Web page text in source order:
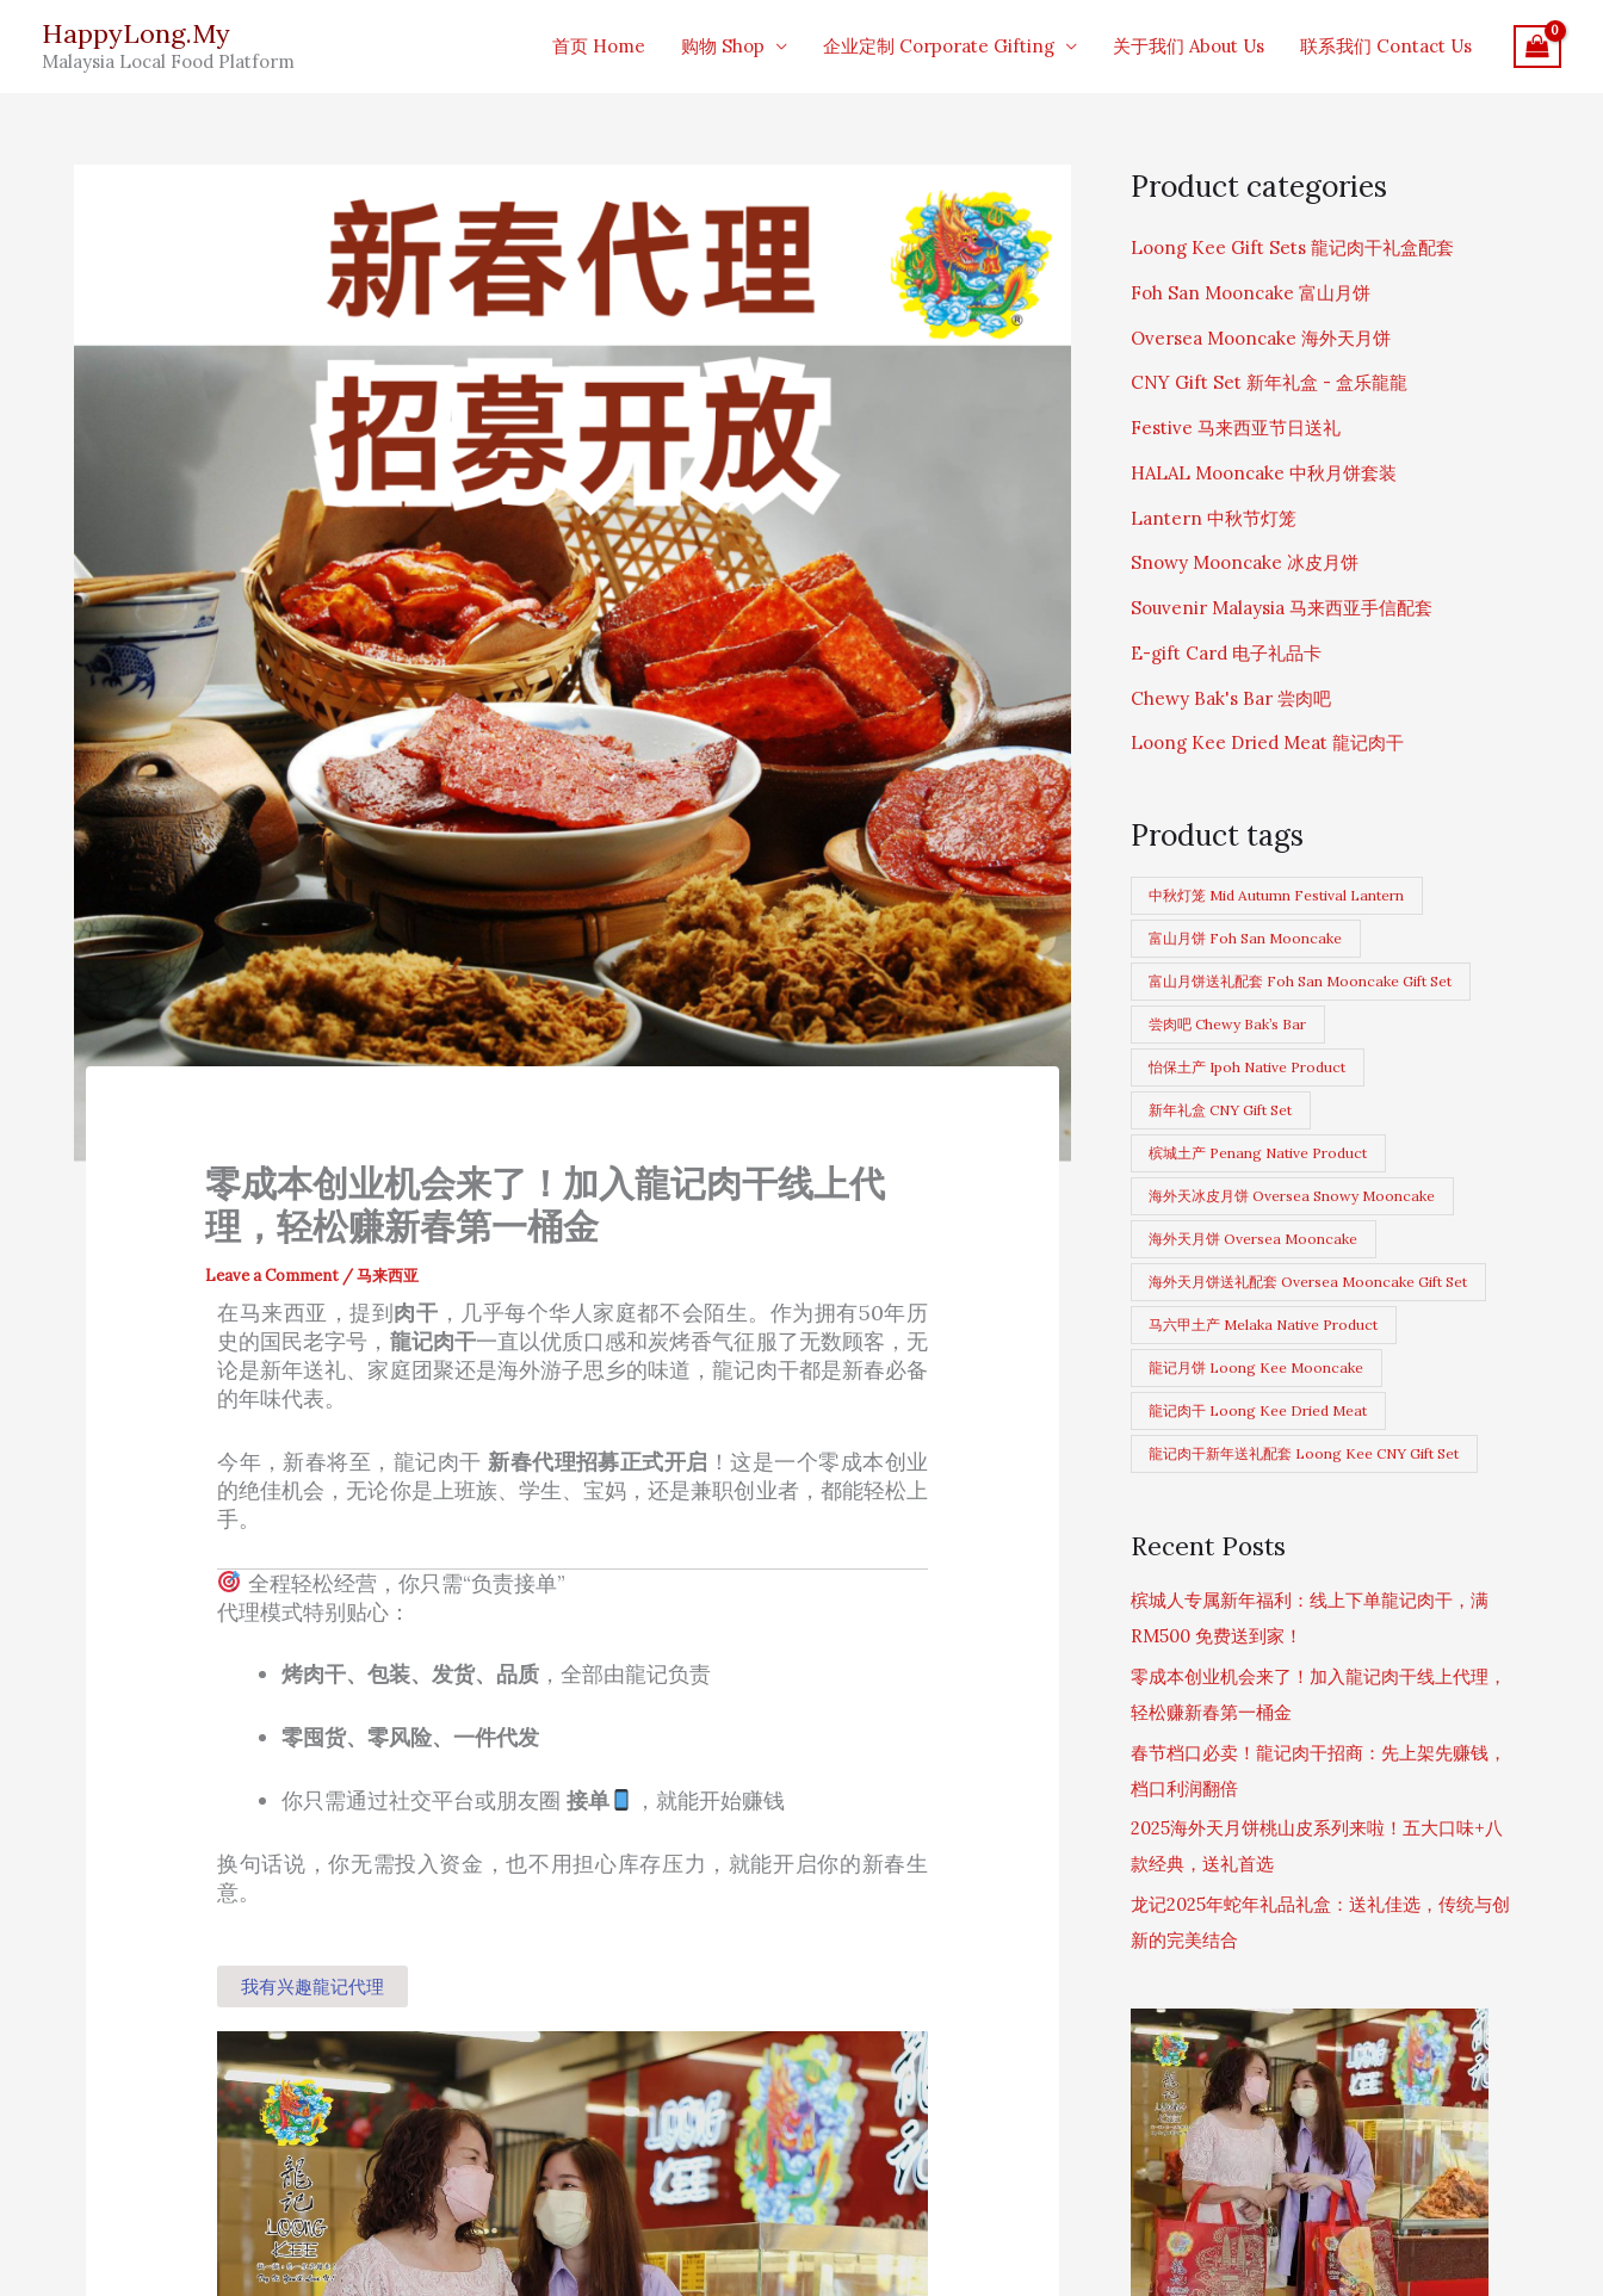
content
HappyLong.My
Malaysia Local Food Platform
首页 Home 购物 Shop 企业定制 Corporate Gifting 关于我们 About Us 联系我们 Contact Us
零成本创业机会来了！加入龍记肉干线上代
理，轻松赚新春第一桶金
Leave a Comment /马来西亚
在马来西亚，提到肉干 ，几乎每个华人家庭都不会陌生。作为拥有50年历
史的国民老字号， 龍记肉干一直以优质口感和炭烤香气征服了无数顾客，无
论是新年送礼、家庭团聚还是海外游子思乡的味道，龍记肉干都是新春必备
的年味代表。
今年，新春将至，龍记肉干新春代理招募正式开启 ！这是一个零成本创业
的绝佳机会，无论你是上班族、学生、宝妈，还是兼职创业者，都能轻松上
手。
全程轻松经营，你只需“负责接单”
代理模式特别贴心：
烤肉干、包装、发货、品质 ，全部由龍记负责
零囤货、零风险、一件代发
你只需通过社交平台或朋友圈接单 ，就能开始赚钱
换句话说，你无需投入资金，也不用担心库存压力，就能开启你的新春生
意。
我有兴趣龍记代理
Product categories
Loong Kee Gift Sets 龍记肉干礼盒配套
Foh San Mooncake 富山月饼
Oversea Mooncake 海外天月饼
CNY Gift Set 新年礼盒 - 盒乐龍龍
Festive 马来西亚节日送礼
HALAL Mooncake 中秋月饼套装
Lantern 中秋节灯笼
Snowy Mooncake 冰皮月饼
Souvenir Malaysia 马来西亚手信配套
E-gift Card 电子礼品卡
Chewy Bak's Bar 尝肉吧
Loong Kee Dried Meat 龍记肉干
Product tags
中秋灯笼 Mid Autumn Festival Lantern
富山月饼 Foh San Mooncake
富山月饼送礼配套 Foh San Mooncake Gift Set
尝肉吧 Chewy Bak’s Bar
怡保土产 Ipoh Native Product
新年礼盒 CNY Gift Set
槟城土产 Penang Native Product
海外天冰皮月饼 Oversea Snowy Mooncake
海外天月饼 Oversea Mooncake
海外天月饼送礼配套 Oversea Mooncake Gift Set
马六甲土产 Melaka Native Product
龍记月饼 Loong Kee Mooncake
龍记肉干 Loong Kee Dried Meat
龍记肉干新年送礼配套 Loong Kee CNY Gift Set
Recent Posts
槟城人专属新年福利：线上下单龍记肉干，满
RM500 免费送到家！
零成本创业机会来了！加入龍记肉干线上代理，
轻松赚新春第一桶金
春节档口必卖！龍记肉干招商：先上架先赚钱，
档口利润翻倍
2025海外天月饼桃山皮系列来啦！五大口味+八
款经典，送礼首选
龙记2025年蛇年礼品礼盒：送礼佳选，传统与创
新的完美结合
S
e
r
h
o
: